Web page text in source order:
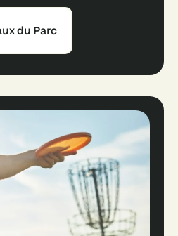
du Parc